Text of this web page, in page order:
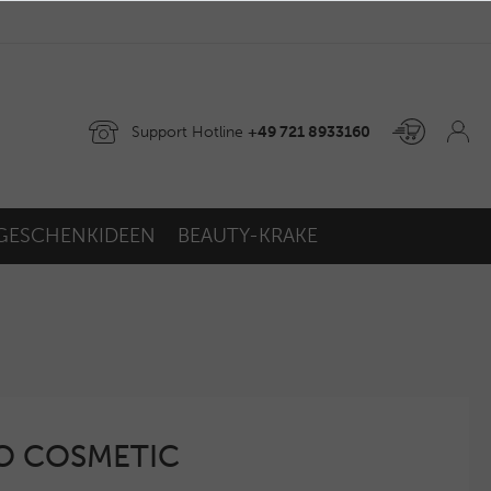
Support Hotline +49 721 8933160
BEAUTY-KRAKE
COSMETIC